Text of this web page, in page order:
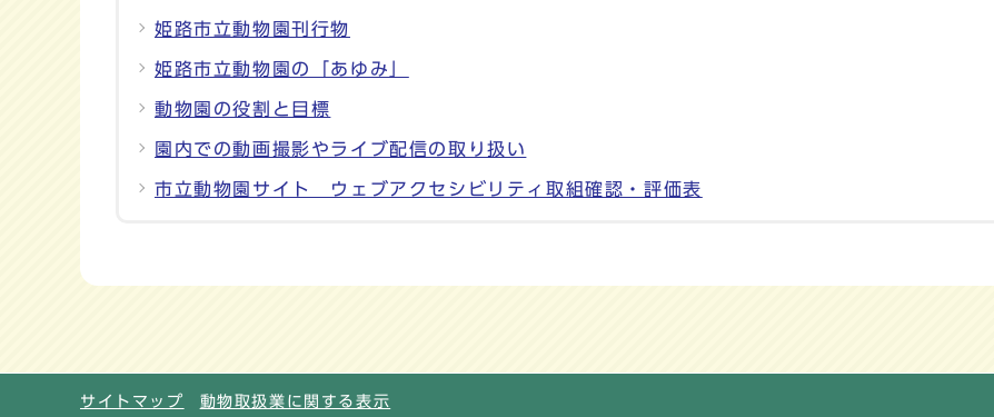
姫路市立動物園刊行物
姫路市立動物園の「あゆみ」
動物園の役割と目標
園内での動画撮影やライブ配信の取り扱い
市立動物園サイト ウェブアクセシビリティ取組確認・評価表
サイトマップ 動物取扱業に関する表示